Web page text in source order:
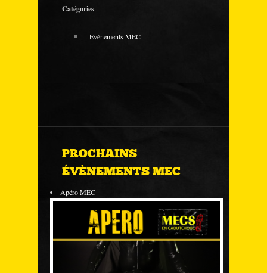
Catégories
Evènements MEC
PROCHAINS
ÉVÈNEMENTS MEC
Apéro MEC